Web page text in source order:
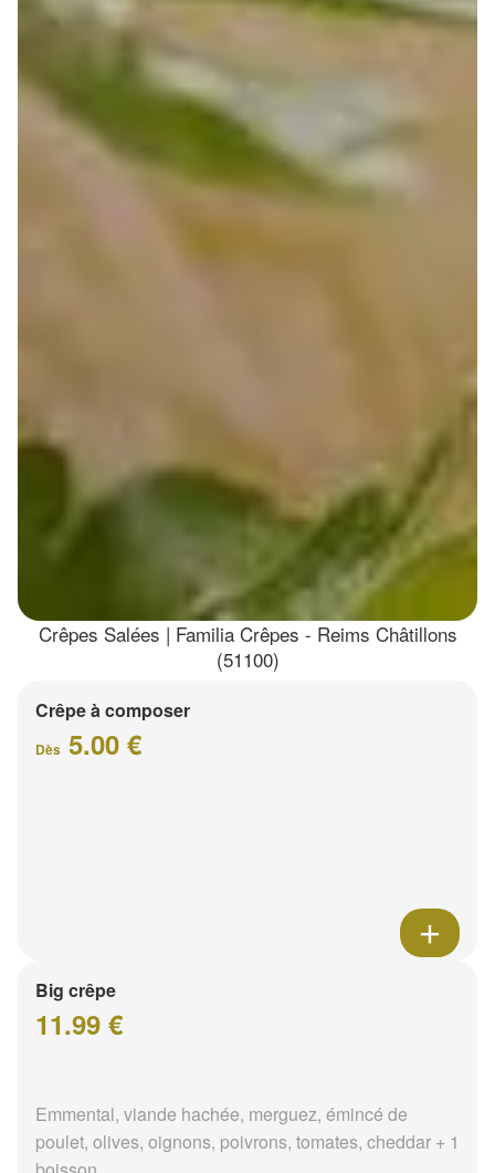
Crêpes Salées | Familia Crêpes - Reims Châtillons
(51100)
Crêpe à composer
Dès 5.00 €
Big crêpe
11.99 €
Emmental, viande hachée, merguez, émincé de
poulet, olives, oignons, poivrons, tomates, cheddar + 1